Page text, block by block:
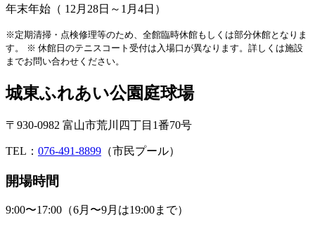
年末年始（ 12月28日～1月4日）
※定期清掃・点検修理等のため、全館臨時休館もしくは部分休館となりま
す。
※ 休館日のテニスコート受付は入場口が異なります。詳しくは施設
までお問い合わせください。
城東ふれあい公園庭球場
〒930-0982 富山市荒川四丁目1番70号
TEL： 076-491-8899 （市民プール）
開場時間
9:00〜17:00（6月〜9月は19:00まで）